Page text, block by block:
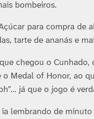
bombeiros.
para compra de
tarte de ananás e
chegou o Cunhado,
Medal of Honor, ao
já que o jogo é
lembrando de